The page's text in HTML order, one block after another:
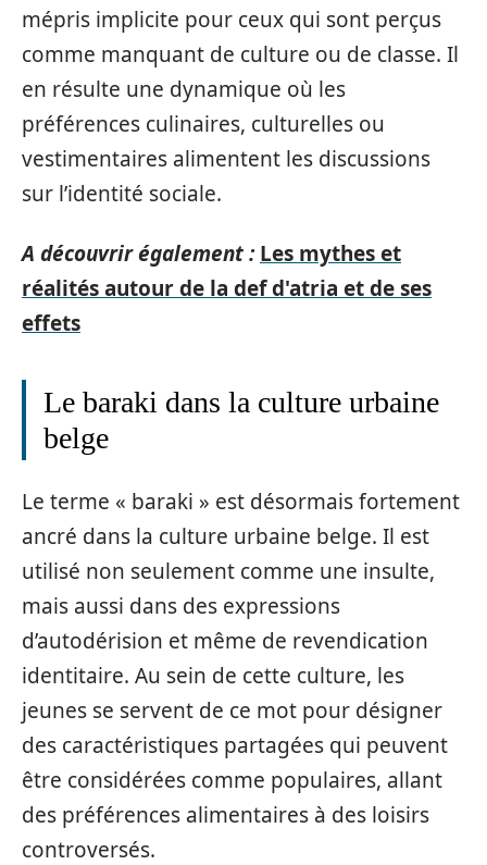
mépris implicite pour ceux qui sont perçus
comme manquant de culture ou de classe. Il
en résulte une dynamique où les
préférences culinaires, culturelles ou
vestimentaires alimentent les discussions
sur l’identité sociale.
A découvrir également : Les mythes et
réalités autour de la def d'atria et de ses
effets
Le baraki dans la culture urbaine
belge
Le terme « baraki » est désormais fortement
ancré dans la culture urbaine belge. Il est
utilisé non seulement comme une insulte,
mais aussi dans des expressions
d’autodérision et même de revendication
identitaire. Au sein de cette culture, les
jeunes se servent de ce mot pour désigner
des caractéristiques partagées qui peuvent
être considérées comme populaires, allant
des préférences alimentaires à des loisirs
controversés.